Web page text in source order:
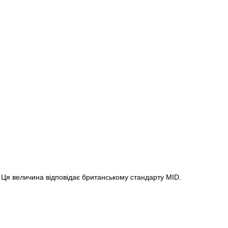
величина відповідає британському стандарту MID.